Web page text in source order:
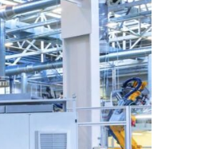
Martínez Paz: “En
hay que invertir
inteligencia, no por